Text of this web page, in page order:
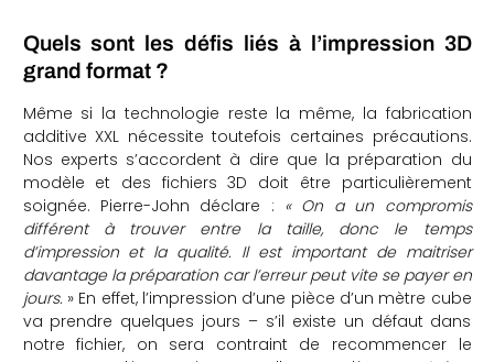
Quels sont les défis liés à l’impression 3D
grand format ?
Même si la technologie reste la même, la fabrication
additive XXL nécessite toutefois certaines précautions.
Nos experts s’accordent à dire que la préparation du
modèle et des fichiers 3D doit être particulièrement
soignée. Pierre-John déclare : « On a un compromis
différent à trouver entre la taille, donc le temps
d’impression et la qualité. Il est important de maitriser
davantage la préparation car l’erreur peut vite se payer en
jours. » En effet, l’impression d’une pièce d’un mètre cube
va prendre quelques jours – s’il existe un défaut dans
notre fichier, on sera contraint de recommencer le